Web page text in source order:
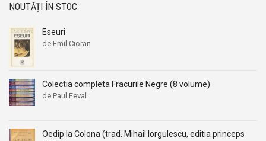
NOUTĂȚI ÎN STOC
Eseuri
de Emil Cioran
Colectia completa Fracurile Negre (8 volume)
de Paul Feval
Oedip la Colona (trad. Mihail Iorgulescu, editia princeps